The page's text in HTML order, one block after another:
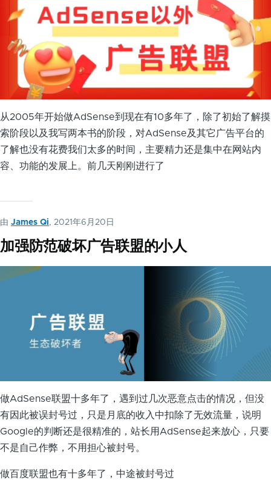
从2005年开始做AdSense到现在有10多年了，除了初始了解摸
索阶段以及我写两本书的阶段，对AdSense及其它广告平台的
了解也没有花费我们太多的时间，主要精力还是集中在网站内
容、功能的发展上。前几天刚刚进行了
由 James Qi, 2021年6月20日
加强防范破坏广告联盟的小人
做AdSense联盟十多年了，遇到过几次恶意点击的情况，但没
有因此被误封号过，只是月底的收入中扣除了无效流量，说明
Google的判断还是很精准的，站长用AdSense起来放心，只要
不是自己作弊，不用担心被封号。
做百度联盟也有十多年了，中途被封号过